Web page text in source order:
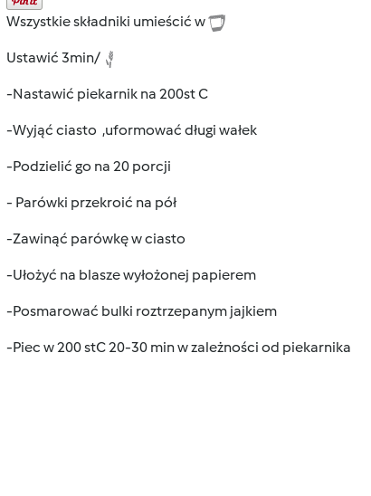
Wszystkie składniki umieścić w
Ustawić 3min/
-Nastawić piekarnik na 200st C
-Wyjąć ciasto ,uformować długi wałek
-Podzielić go na 20 porcji
- Parówki przekroić na pół
-Zawinąć parówkę w ciasto
-Ułożyć na blasze wyłożonej papierem
-Posmarować bulki roztrzepanym jajkiem
-Piec w 200 stC 20-30 min w zależności od piekarnika